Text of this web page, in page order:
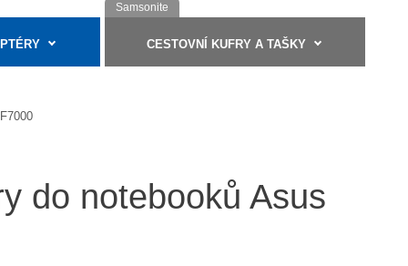
Samsonite
CESTOVNÍ KUFRY A TAŠKY
F7000
do notebooků Asus